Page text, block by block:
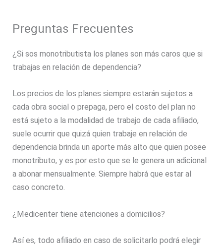
Preguntas Frecuentes
¿Si sos monotributista los planes son más caros que si
trabajas en relación de dependencia?
Los precios de los planes siempre estarán sujetos a
cada obra social o prepaga, pero el costo del plan no
está sujeto a la modalidad de trabajo de cada afiliado,
suele ocurrir que quizá quien trabaje en relación de
dependencia brinda un aporte más alto que quien posee
monotributo, y es por esto que se le genera un adicional
a abonar mensualmente. Siempre habrá que estar al
caso concreto.
¿Medicenter tiene atenciones a domicilios?
Así es, todo afiliado en caso de solicitarlo podrá elegir